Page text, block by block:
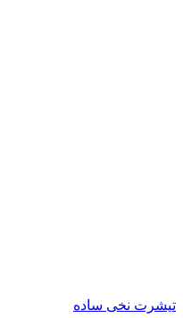
تیشرت نخی ساده